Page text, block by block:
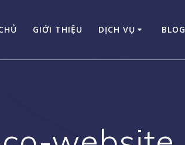
GIỚI THIỆU DỊCH VỤ BLOG